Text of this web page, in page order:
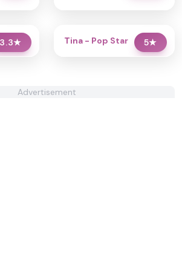
3.3★
Up 5★
Tina - Pop Star
Advertisement